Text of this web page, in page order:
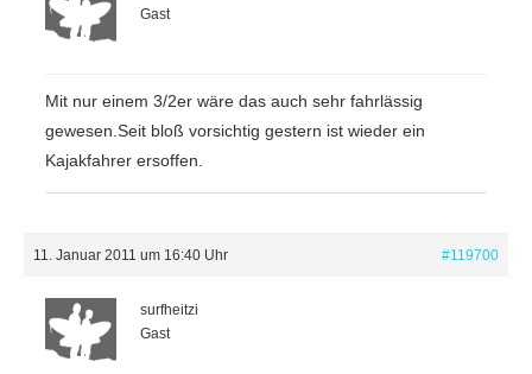
Gast
Mit nur einem 3/2er wäre das auch sehr fahrlässig
gewesen.Seit bloß vorsichtig gestern ist wieder ein
Kajakfahrer ersoffen.
11. Januar 2011 um 16:40 Uhr #119700
surfheitzi
Gast